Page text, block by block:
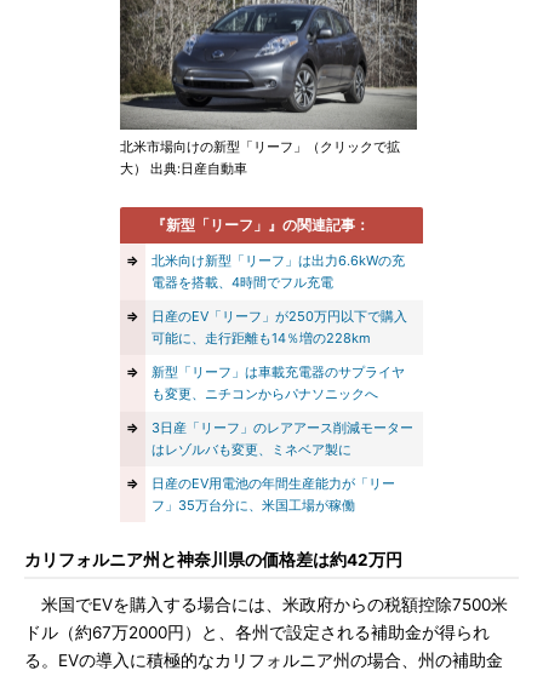
北米市場向けの新型「リーフ」（クリックで拡
大） 出典:日産自動車
『新型「リーフ」』の関連記事：
⇒
北米向け新型「リーフ」は出力6.6kWの充
電器を搭載、4時間でフル充電
⇒
日産のEV「リーフ」が250万円以下で購入
可能に、走行距離も14％増の228km
⇒
新型「リーフ」は車載充電器のサプライヤ
も変更、ニチコンからパナソニックへ
⇒
3日産「リーフ」のレアアース削減モーター
はレゾルバも変更、ミネベア製に
⇒
日産のEV用電池の年間生産能力が「リー
フ」35万台分に、米国工場が稼働
カリフォルニア州と神奈川県の価格差は約42万円
米国でEVを購入する場合には、米政府からの税額控除7500米
ドル（約67万2000円）と、各州で設定される補助金が得られ
る。EVの導入に積極的なカリフォルニア州の場合、州の補助金